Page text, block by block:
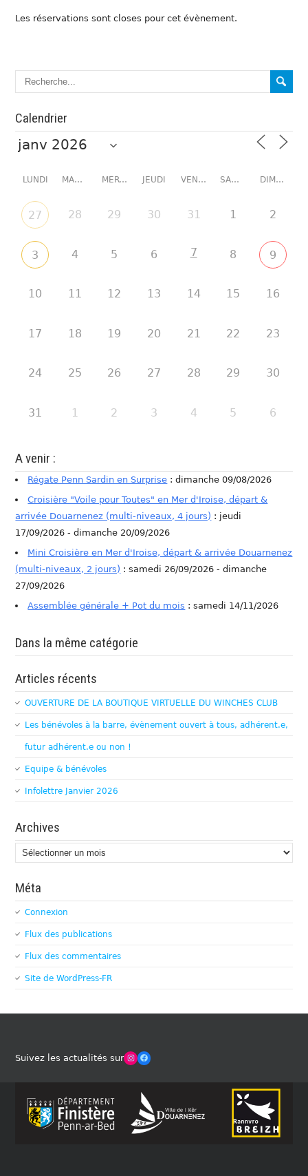
Les réservations sont closes pour cet évènement.
Calendrier
LUNDI MARDI MERCREDI JEUDI VENDREDI SAMEDI DIMANCHE
27 28 29 30 31 1 2
3 4 5 6 7 8 9
10 11 12 13 14 15 16
17 18 19 20 21 22 23
24 25 26 27 28 29 30
31 1 2 3 4 5 6
A venir :
Régate Penn Sardin en Surprise : dimanche 09/08/2026
Croisière "Voile pour Toutes" en Mer d'Iroise, départ &
arrivée Douarnenez (multi-niveaux, 4 jours) : jeudi
17/09/2026 - dimanche 20/09/2026
Mini Croisière en Mer d'Iroise, départ & arrivée Douarnenez
(multi-niveaux, 2 jours) : samedi 26/09/2026 - dimanche
27/09/2026
Assemblée générale + Pot du mois : samedi 14/11/2026
Dans la même catégorie
Articles récents
OUVERTURE DE LA BOUTIQUE VIRTUELLE DU WINCHES CLUB
Les bénévoles à la barre, évènement ouvert à tous, adhérent.e,
futur adhérent.e ou non !
Equipe & bénévoles
Infolettre Janvier 2026
Archives
Archives
Méta
Connexion
Flux des publications
Flux des commentaires
Site de WordPress-FR
Suivez les actualités surWinches Club OfficielFacebook